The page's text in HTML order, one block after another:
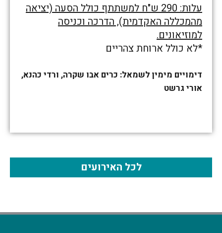
עלות: 290 ש"ח למשתתף כולל הסעה (יציאה
מהמכללה האקדמית), הדרכה וכניסה
למוזיאונים.
*לא כולל ארוחת צהריים
דימויים מימין לשמאל: כרים אבו שקרה, ורדי כהנא,
אורי גרשט
לכל האירועים